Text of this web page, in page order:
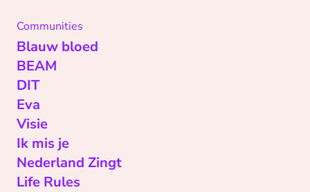
Communities
Blauw bloed
BEAM
DIT
Eva
Visie
Ik mis je
Nederland Zingt
Life Rules